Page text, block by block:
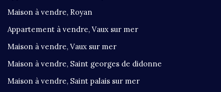
Maison à vendre, Royan
Appartement à vendre, Vaux sur mer
Maison à vendre, Vaux sur mer
Maison à vendre, Saint georges de didonne
Maison à vendre, Saint palais sur mer